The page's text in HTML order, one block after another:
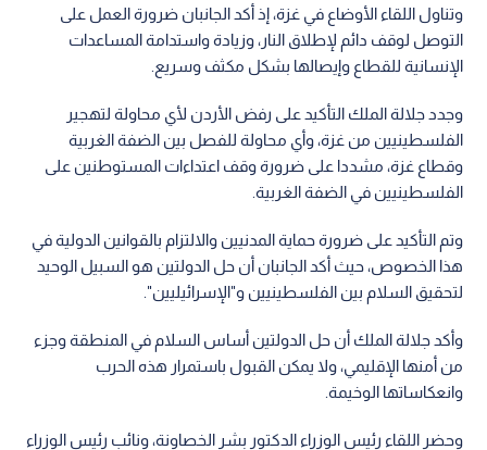
وتناول اللقاء الأوضاع في غزة، إذ أكد الجانبان ضرورة العمل على
التوصل لوقف دائم لإطلاق النار، وزيادة واستدامة المساعدات
الإنسانية للقطاع وإيصالها بشكل مكثف وسريع.
وجدد جلالة الملك التأكيد على رفض الأردن لأي محاولة لتهجير
الفلسطينيين من غزة، وأي محاولة للفصل بين الضفة الغربية
وقطاع غزة، مشددا على ضرورة وقف اعتداءات المستوطنين على
الفلسطينيين في الضفة الغربية.
وتم التأكيد على ضرورة حماية المدنيين والالتزام بالقوانين الدولية في
هذا الخصوص، حيث أكد الجانبان أن حل الدولتين هو السبيل الوحيد
لتحقيق السلام بين الفلسطينيين و"الإسرائيليين".
وأكد جلالة الملك أن حل الدولتين أساس السلام في المنطقة وجزء
من أمنها الإقليمي، ولا يمكن القبول باستمرار هذه الحرب
وانعكاساتها الوخيمة.
وحضر اللقاء رئيس الوزراء الدكتور بشر الخصاونة، ونائب رئيس الوزراء